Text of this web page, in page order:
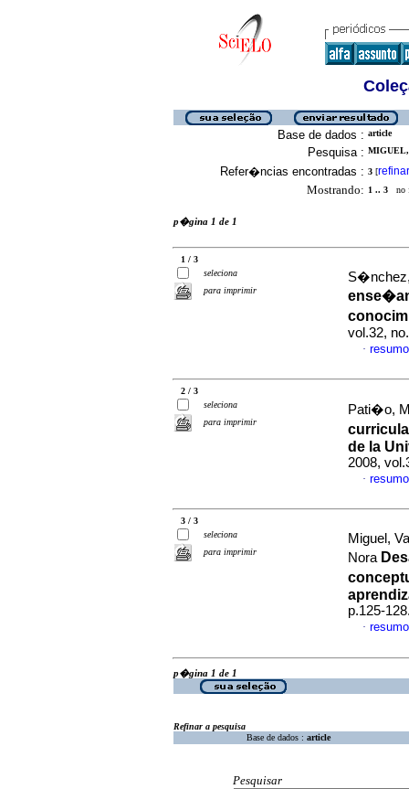
Base de dados : article
Pesquisa : MIGUEL,
Refer�ncias encontradas : 3 [refinar
Mostrando: 1 .. 3 no
p�gina 1 de 1
1 / 3
seleciona
para imprimir
vol.32,
·
2 / 3
seleciona
para imprimir
Pati�o,
de la
2008,
·
3 / 3
seleciona
para imprimir
Miguel,
Nora
p.125-
·
p�gina 1 de 1
Refinar a pesquisa
Base de dados : article
Pesquisar